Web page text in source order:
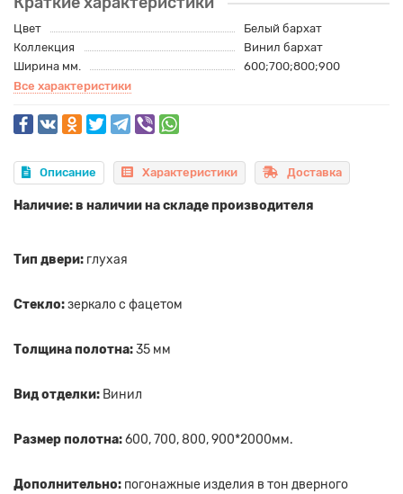
Цвет
Белый бархат
Коллекция
Винил бархат
Ширина мм.
600;700;800;900
Все характеристики
Описание Характеристики Доставка
Наличие: в наличии на складе производителя
Тип двери: глухая
Стекло:зеркало с фацетом
Толщина полотна:35 мм
Вид отделки: Винил
Размер полотна:600, 700, 800, 900*2000мм.
Дополнительно: погонажные изделия в тон дверного